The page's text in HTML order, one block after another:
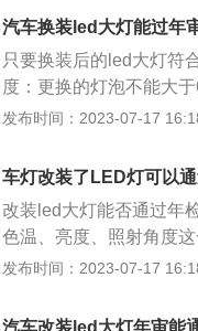
律规定：1、新的《道路
动车或者擅自改变机动
色、长、宽、高四个硬
进行改装前，应向车管
进行改装。改装完毕，
不符合就不能通过年检。
汽车换装led大灯能过年
只要换装后的led大灯符
度：更换的灯泡不能大
须高低左右合适，要有
样。现在的led灯泡有带
不然安装的后盖会不严
原车线路和总成。3.led
要求比较高，散热处理
牌的灯泡的质量和效果
发布时间：2023-07-17
车灯改装了LED灯可以
改装led大灯能否通过年
色温、亮度、照射角度
过年检。主要检查的是
大灯不会影响行车安全
发布时间：2023-07-17